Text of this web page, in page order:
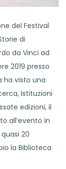
del Festival
di
da Vinci ad
2019 presso
ha visto una
Istituzioni
edizioni, il
all’evento in
20
la Biblioteca